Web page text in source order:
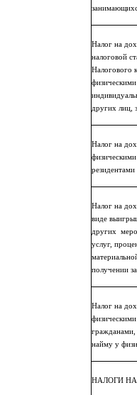
Налог на
налоговой
Налогового
других лиц,
Налог на
Налог на
виде
других
услуг,
получении
Налог на
гражданами,
найму у
НАЛОГИ